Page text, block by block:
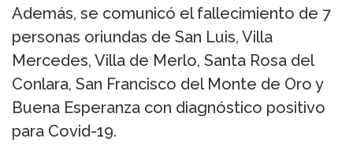
Además, se comunicó el fallecimiento de 7
personas oriundas de San Luis, Villa
Mercedes, Villa de Merlo, Santa Rosa del
Conlara, San Francisco del Monte de Oro y
Buena Esperanza con diagnóstico positivo
para Covid-19.